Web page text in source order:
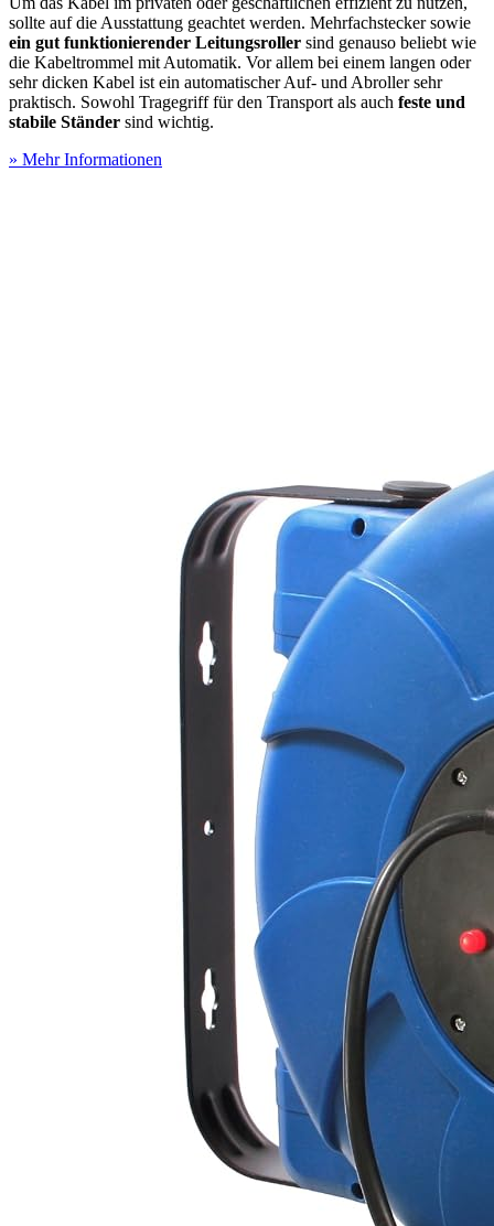
sollte auf die Ausstattung geachtet werden. Mehrfachstecker sowie
ein gut funktionierender Leitungsroller sind genauso beliebt wie
die Kabeltrommel mit Automatik. Vor allem bei einem langen oder
sehr dicken Kabel ist ein automatischer Auf- und Abroller sehr
praktisch. Sowohl Tragegriff für den Transport als auch feste und
stabile Ständer sind wichtig.
» Mehr Informationen